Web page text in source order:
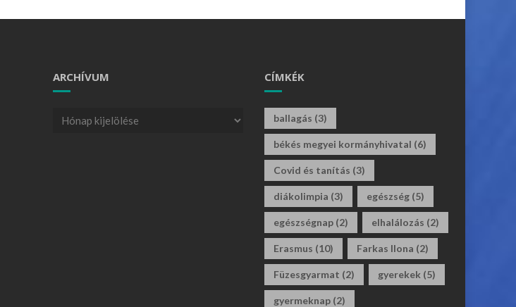
ARCHÍVUM CÍMKÉK
ballagás (3)
békés megyei kormányhivatal (6)
Covid és tanítás (3)
diákolimpia (3) egészség (5)
egészségnap (2) elhalálozás (2)
Erasmus (10) Farkas Ilona (2)
Füzesgyarmat (2) gyerekek (5)
gyermeknap (2)